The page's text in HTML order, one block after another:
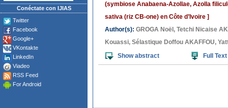
Conéctate con IJIAS
Twitter
Facebook
Google+
VKontakte
LinkedIn
Viadeo
RSS Feed
For Android
(symbiose Anabaena-Azollae, Azolla
sativa (riz CB-one) en Côte d’Ivoire ]
Author(s): GROGA Noël , Tetchi Nicaise
Kouassi, Sélastique Doffou AKAFFOU,
Show abstract
Full Text